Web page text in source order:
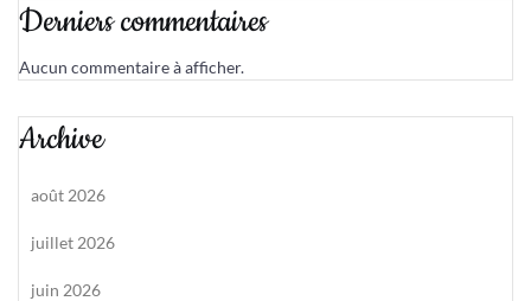
Derniers commentaires
Aucun commentaire à afficher.
Archive
août 2026
juillet 2026
juin 2026